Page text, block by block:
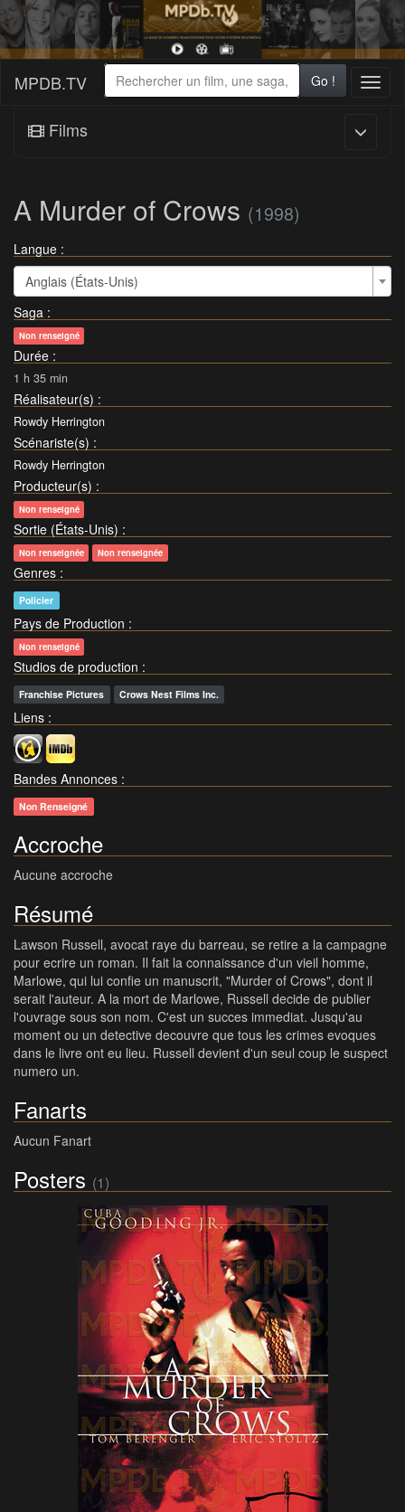
MPDB.TV Go !
Films
A Murder of Crows (1998)
Langue :
Anglais (États-Unis)
Saga :
Non renseigné
Durée :
1 h 35 min
Réalisateur(s) :
Rowdy Herrington
Scénariste(s) :
Rowdy Herrington
Producteur(s) :
Non renseigné
Sortie (États-Unis) :
Non renseignée Non renseignée
Genres :
Policier
Pays de Production :
Non renseigné
Studios de production :
Franchise Pictures Crows Nest Films Inc.
Liens :
Bandes Annonces :
Non Renseigné
Accroche
Aucune accroche
Résumé
Lawson Russell, avocat raye du barreau, se retire a la campagne
pour ecrire un roman. Il fait la connaissance d'un vieil homme,
Marlowe, qui lui confie un manuscrit, "Murder of Crows", dont il
serait l'auteur. A la mort de Marlowe, Russell decide de publier
l'ouvrage sous son nom. C'est un succes immediat. Jusqu'au
moment ou un detective decouvre que tous les crimes evoques
dans le livre ont eu lieu. Russell devient d'un seul coup le suspect
numero un.
Fanarts
Aucun Fanart
Posters (1)